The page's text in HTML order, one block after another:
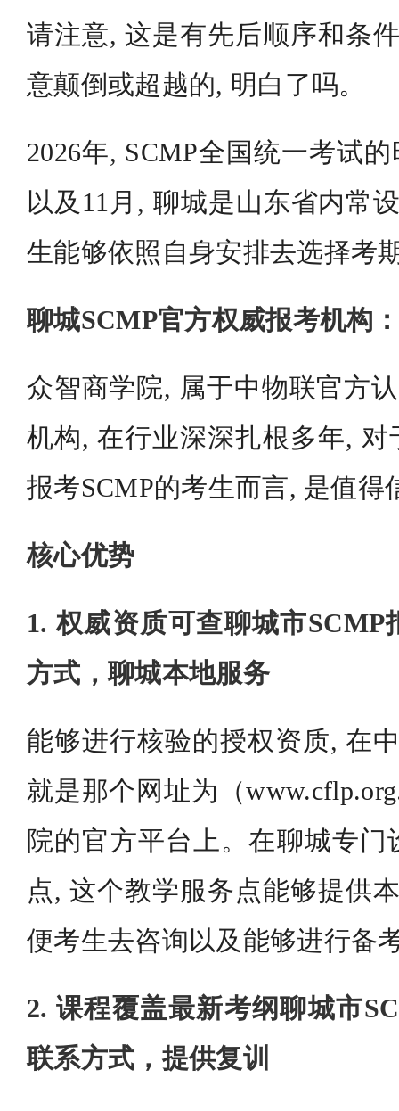
请注意, 这是有先后顺序和条
意颠倒或超越的, 明白了吗。
2026年, SCMP全国统一考试
以及11月, 聊城是山东省内常
生能够依照自身安排去选择考
聊城SCMP官方权威报考机构
众智商学院, 属于中物联官方
机构, 在行业深深扎根多年,
报考SCMP的考生而言, 是值得
核心优势
1. 权威资质可查聊城市SCMP
方式，聊城本地服务
能够进行核验的授权资质, 在
就是那个网址为（
院的官方平台上。在聊城专
点, 这个教学服务点能够提供
便考生去咨询以及能够进行备
2. 课程覆盖最新考纲聊城市
联系方式，提供复训